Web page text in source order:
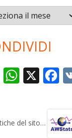
T
gr
W
s
X F
b
del sito…